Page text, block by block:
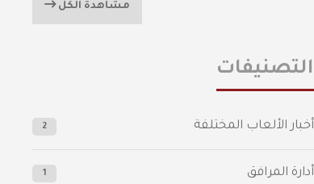
مشاهدة الكل
التصنيفات
أخبار الألعاب المختلفة 2
أدارة المرافق 1